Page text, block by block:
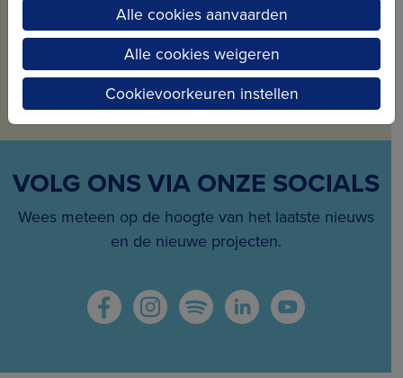
Schrijf je in voor onze nieuwsbrief en ontvang
maandelijks nieuws en projecten in jouw mailbox.
Inschrijven voor de nieuwsbrief
VOLG ONS VIA ONZE SOCIALS
Wees meteen op de hoogte van het laatste nieuws
en de nieuwe projecten.
Alle cookies aanvaarden
Alle cookies weigeren
Cookievoorkeuren instellen